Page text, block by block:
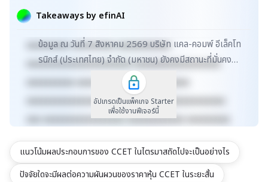
Takeaways by efinAI
xxxxx xxxxxxxxxxxxxxxxxxxxxxxxxxxxxx
xxxxxxxxxxxxxxxxxx xxxxxxxxxxxxxxx xxxxx
xxxxxxxxx xxxxxxxxx xxxxxxxxxxx
xxxxxxxxxxxxxxxxxxxxxx xxxxxxxxxxxxxxxxxx
xxxxxxxxxx xxxxxxxxxxxxx xxxxxxxxxx
xxxxxxxxxxxxxxxxxxxxxxxxxx xxxxxxxxxxxxxxx
xxx xxxxxxxxxxxxxxxxx xxxxxxxxxxxx xxxxxxxxx
xxxxxxxxxxx xxxxxxxx xxxxxxxxxxxxxxxxxxxxxxx
xxxxxxxxxxxxxxxxxxx xxxxx
xxxxxxxxxxxxxxxxxxxxxxxxxxxxxx
ข้อมูล ณ วันที่ 7 สิงหาคม 2569 บริษัท แคล-คอมพ์ อีเล็คโท
รนิกส์ (ประเทศไทย) จำกัด (มหาชน) ยังคงมีสถานะที่มั่นคงใน
ตลาดหลักทรัพย์ SET โดยมีมูลค่าตลาดอยู่...
อัปเกรดเป็นแพ็คเกจ Starter
เพื่อใช้งานฟีเจอร์นี้
แนวโน้มผลประกอบการของ CCET ในไตรมาสถัดไปจะเป็นอย่างไร
ปัจจัยใดจะมีผลต่อความผันผวนของราคาหุ้น CCET ในระยะสั้น